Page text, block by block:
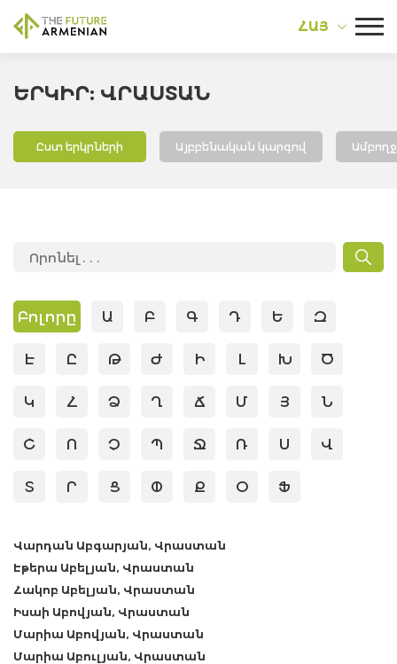
ՀԱՅ
ԵՐԿԻՐ: ՎՐԱՍՏԱՆ
Ըստ երկրների Այբբենական կարգով
Բոլորը Ա Բ Գ Դ Ե Զ
Է Ը Թ Ժ Ի Լ Խ Ծ
Կ Հ Ձ Ղ Ճ Մ Յ Ն
Շ Ո Չ Պ Ջ Ռ Ս Վ
Տ Ր Ց Փ Ք Օ Ֆ
Վարդան Աբգարյան, Վրաստան
Էթերա Աբելյան, Վրաստան
Հակոբ Աբելյան, Վրաստան
Իսաի Աբովյան, Վրաստան
Մարիա Աբովյան, Վրաստան
Մարիա Աբուլյան, Վրաստան